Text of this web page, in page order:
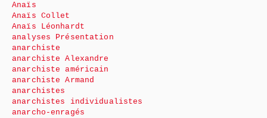
Anaïs
Anaïs Collet
Anaïs Léonhardt
analyses Présentation
anarchiste
anarchiste Alexandre
anarchiste américain
anarchiste Armand
anarchistes
anarchistes individualistes
anarcho-enragés